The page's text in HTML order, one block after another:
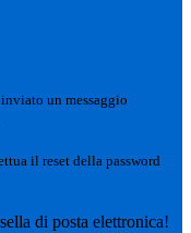
un messaggio
il reset della password
di posta elettronica!